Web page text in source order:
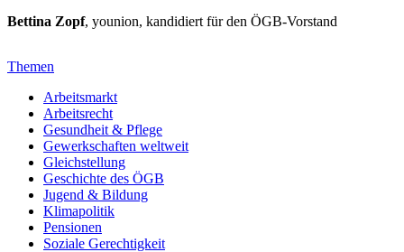
Bettina Zopf, younion, kandidiert für den ÖGB-Vorstand
Themen
Arbeitsmarkt
Arbeitsrecht
Gesundheit & Pflege
Gewerkschaften weltweit
Gleichstellung
Geschichte des ÖGB
Jugend & Bildung
Klimapolitik
Pensionen
Soziale Gerechtigkeit